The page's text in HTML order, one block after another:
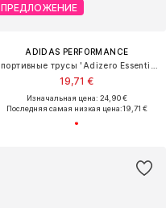
ПРЕДЛОЖЕНИЕ
ADIDAS PERFORMANCE
19,71 €
Изначальная цена: 24,90 €
Последняя самая низкая цена:19,71 €